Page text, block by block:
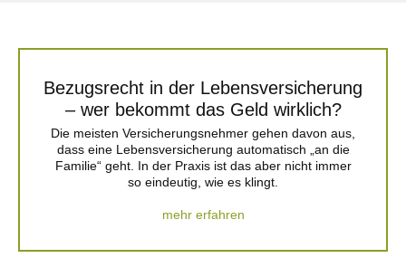
Bezugsrecht in der Lebensversicherung
– wer bekommt das Geld wirklich?
Die meisten Versicherungsnehmer gehen davon aus,
dass eine Lebensversicherung automatisch „an die
Familie“ geht. In der Praxis ist das aber nicht immer
so eindeutig, wie es klingt.
mehr erfahren